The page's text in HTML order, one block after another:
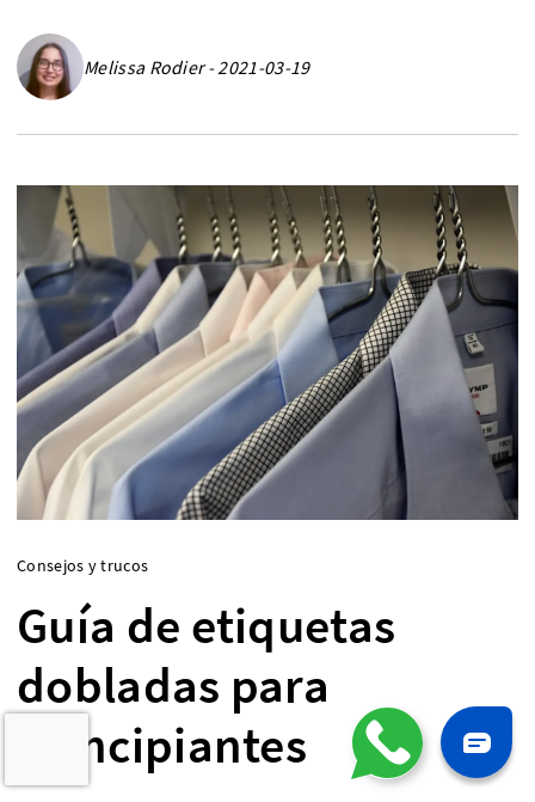
Melissa Rodier - 2021-03-19
Consejos y trucos
Guía de etiquetas
dobladas para
principiantes